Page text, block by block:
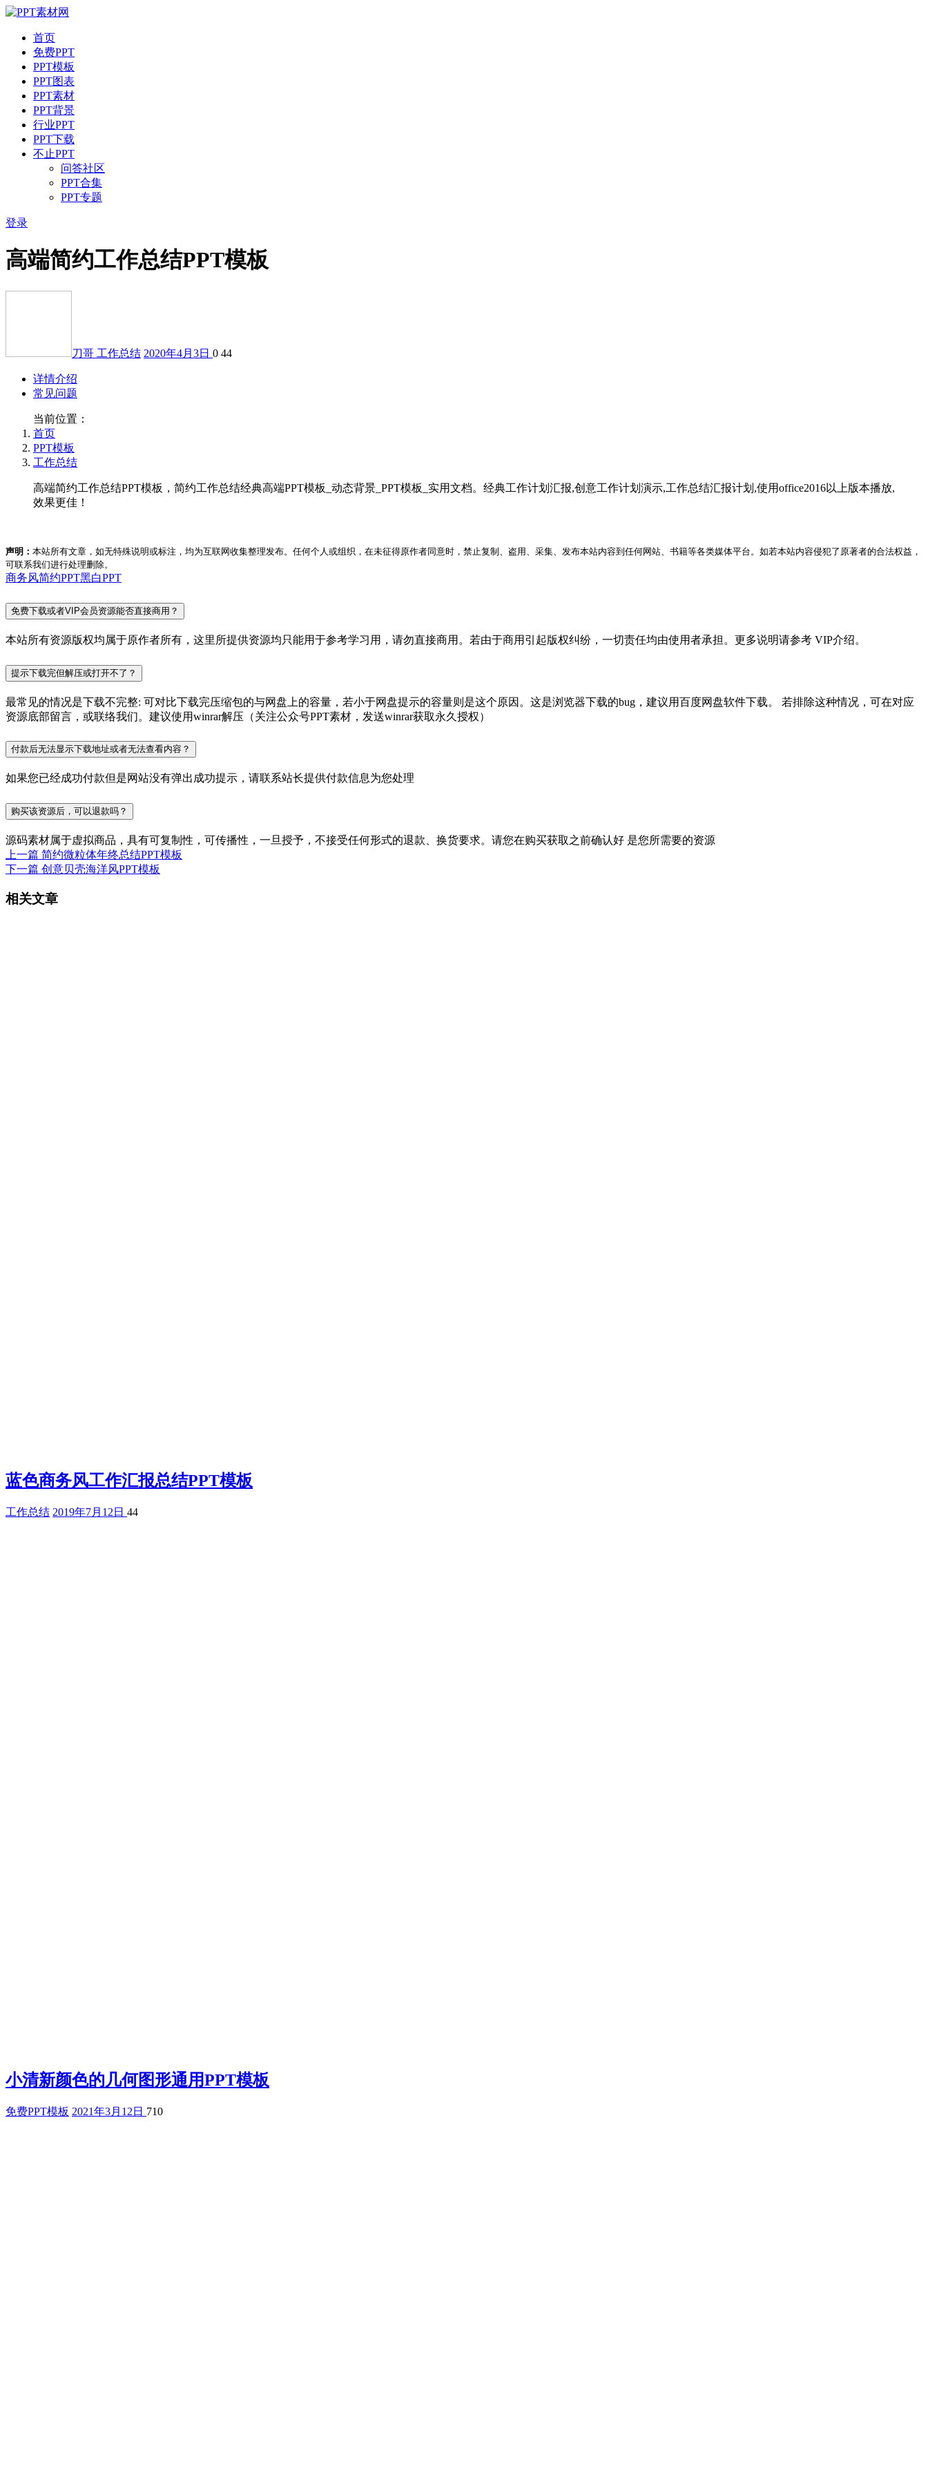
首页
免费PPT
PPT模板
PPT图表
PPT素材
PPT背景
行业PPT
PPT下载
不止PPT
问答社区
PPT合集
PPT专题
登录
高端简约工作总结PPT模板
刀哥 工作总结 2020年4月3日 0 44
详情介绍
常见问题
当前位置：
首页
PPT模板
工作总结
高端简约工作总结PPT模板，简约工作总结经典高端PPT模板_动态背景_PPT模板_实用文档。经典工作计划汇报,创意工作计划演示,工作总结汇报计划,使用office2016以上版本播放,
效果更佳！
声明： 本站所有文章，如无特殊说明或标注，均为互联网收集整理发布。任何个人或组织，在未征得原作者同意时，禁止复制、盗用、采集、发布本站内容到任何网站、书籍等各类媒体平台。如若本站内容侵犯了原著者的合法权益，
可联系我们进行处理删除。
商务风简约PPT黑白PPT
免费下载或者VIP会员资源能否直接商用？
本站所有资源版权均属于原作者所有，这里所提供资源均只能用于参考学习用，请勿直接商用。若由于商用引起版权纠纷，一切责任均由使用者承担。更多说明请参考 VIP介绍。
提示下载完但解压或打开不了？
最常见的情况是下载不完整: 可对比下载完压缩包的与网盘上的容量，若小于网盘提示的容量则是这个原因。这是浏览器下载的bug，建议用百度网盘软件下载。 若排除这种情况，可在对应
资源底部留言，或联络我们。建议使用winrar解压（关注公众号PPT素材，发送winrar获取永久授权）
付款后无法显示下载地址或者无法查看内容？
如果您已经成功付款但是网站没有弹出成功提示，请联系站长提供付款信息为您处理
购买该资源后，可以退款吗？
源码素材属于虚拟商品，具有可复制性，可传播性，一旦授予，不接受任何形式的退款、换货要求。请您在购买获取之前确认好 是您所需要的资源
上一篇 简约微粒体年终总结PPT模板
下一篇 创意贝壳海洋风PPT模板
相关文章
蓝色商务风工作汇报总结PPT模板
工作总结 2019年7月12日 44
小清新颜色的几何图形通用PPT模板
免费PPT模板 2021年3月12日 710